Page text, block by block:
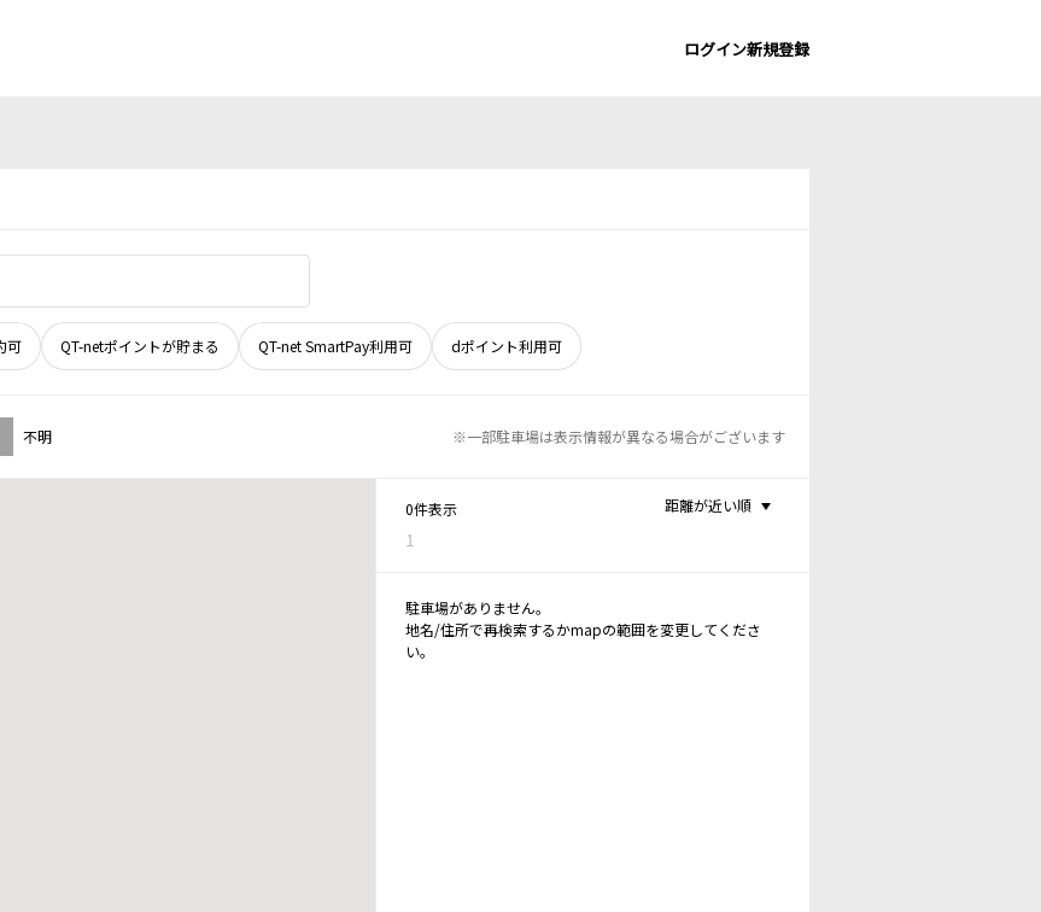
ログイン新規登録
可 QT-netポイントが貯まる QT-net SmartPay利用可 dポイント利用可
不明 ※一部駐車場は表示情報が異なる場合がございます
0件表示
1
距離が近い順
駐車場がありません。
地名/住所で再検索するかmapの範囲を変更してくださ
い。